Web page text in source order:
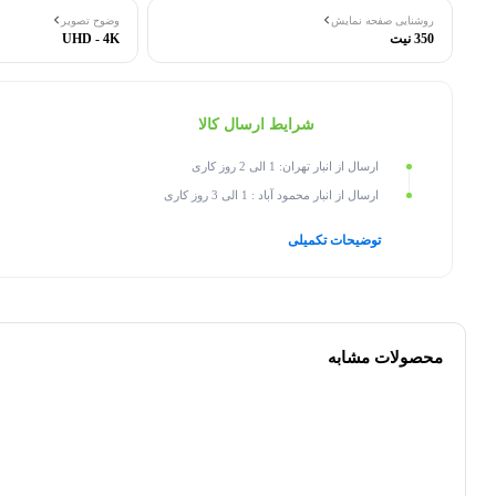
روشنایی صفحه نمایش
350 نیت
وضوح تصویر
UHD - 4K
شرایط ارسال کالا
ارسال از انبار تهران: 1 الی 2 روز کاری
ارسال از انبار محمود آباد : 1 الی 3 روز کاری
توضیحات تکمیلی
محصولات مشابه